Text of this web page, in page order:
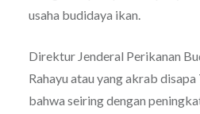
usaha budidaya ikan.
Direktur Jenderal Perikanan
Rahayu atau yang akrab disapa
bahwa seiring dengan